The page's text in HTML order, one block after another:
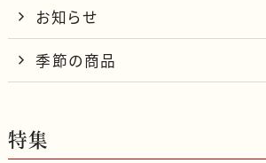
お知らせ
季節の商品
特集